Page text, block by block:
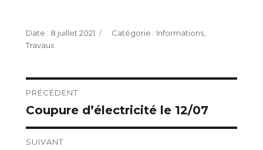
Publié
le
8 juillet 2021 Catégories
Informations,
Travaux
Navigation
de
l’article
PRÉCÉDENT
Publication
précédente :
Coupure d’électricité le 12/07
SUIVANT